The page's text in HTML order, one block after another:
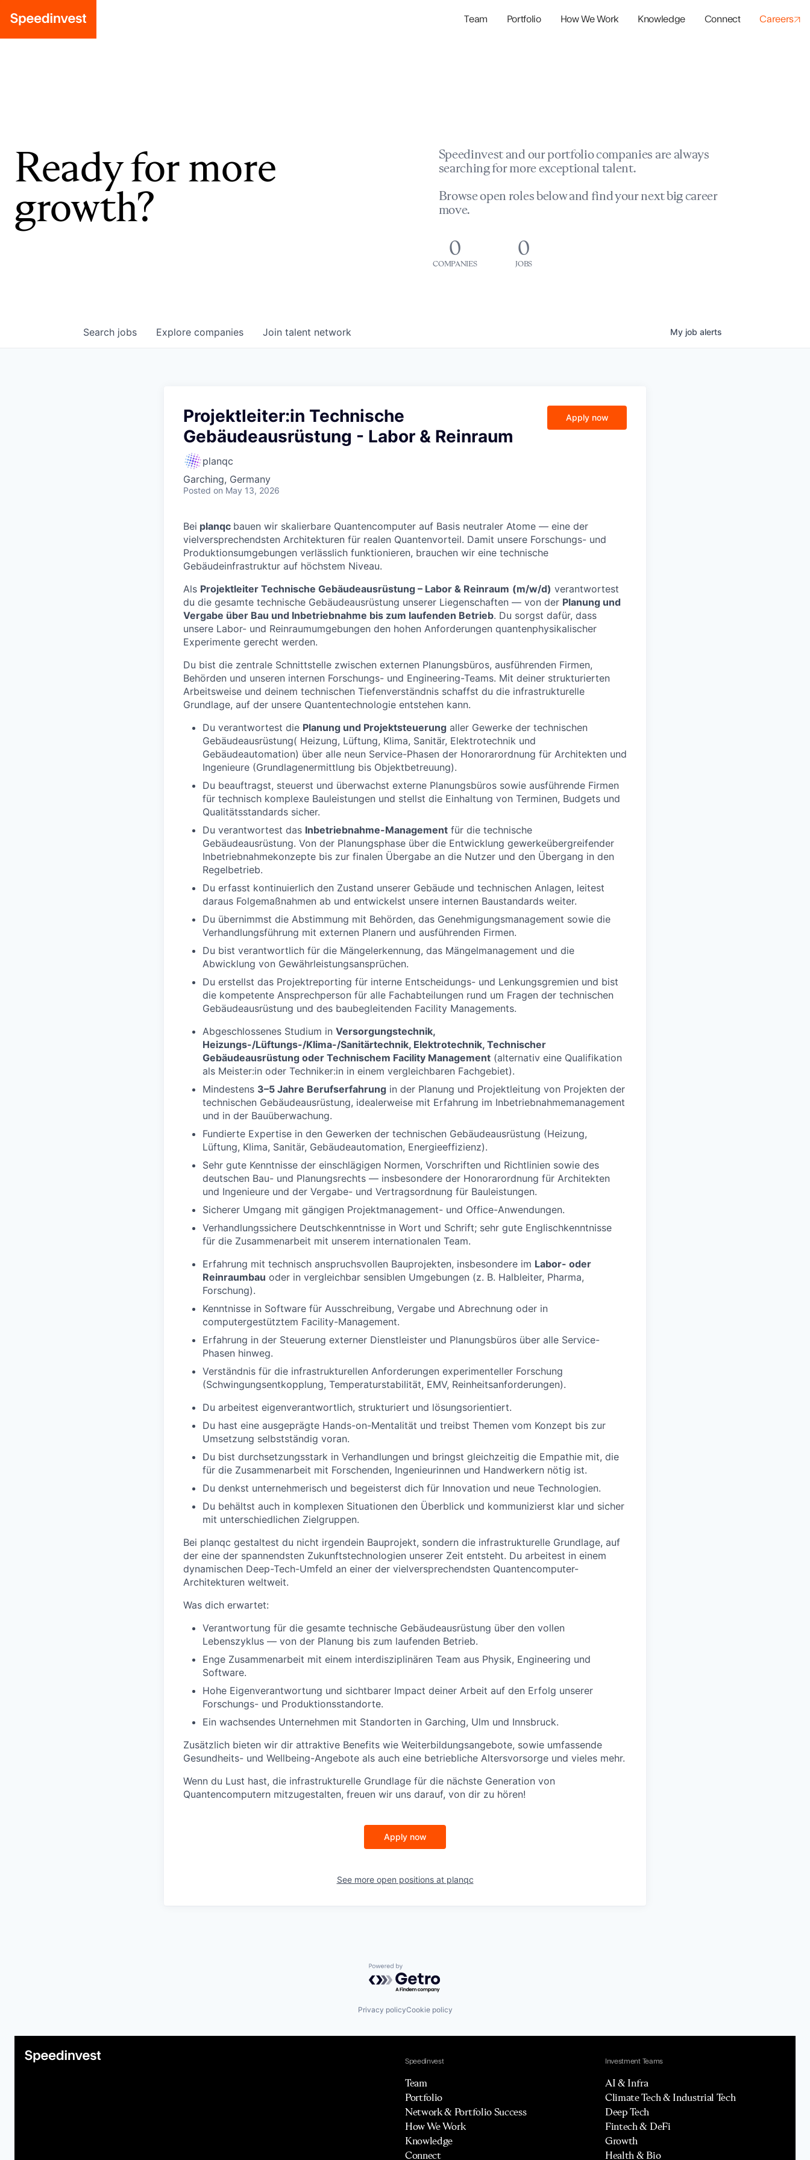
Team Portfolio How We Work Knowledge Connect Careers
Ready for more
growth?
Speedinvest and our portfolio companies are always
searching for more exceptional talent.
Browse open roles below and find your next big career
move.
0
COMPANIES
0
JOBS
Search jobs Explore companies Join talent network My job alerts
Projektleiter:in Technische
Gebäudeausrüstung - Labor & Reinraum
planqc
Garching, Germany
Posted on May 13, 2026
Apply now
Bei planqc bauen wir skalierbare Quantencomputer auf Basis neutraler Atome — eine der
vielversprechendsten Architekturen für realen Quantenvorteil. Damit unsere Forschungs- und
Produktionsumgebungen verlässlich funktionieren, brauchen wir eine technische
Gebäudeinfrastruktur auf höchstem Niveau.
Als Projektleiter Technische Gebäudeausrüstung – Labor & Reinraum (m/w/d) verantwortest
du die gesamte technische Gebäudeausrüstung unserer Liegenschaften — von der Planung und
Vergabe über Bau und Inbetriebnahme bis zum laufenden Betrieb. Du sorgst dafür, dass
unsere Labor- und Reinraumumgebungen den hohen Anforderungen quantenphysikalischer
Experimente gerecht werden.
Du bist die zentrale Schnittstelle zwischen externen Planungsbüros, ausführenden Firmen,
Behörden und unseren internen Forschungs- und Engineering-Teams. Mit deiner strukturierten
Arbeitsweise und deinem technischen Tiefenverständnis schaffst du die infrastrukturelle
Grundlage, auf der unsere Quantentechnologie entstehen kann.
Du verantwortest die Planung und Projektsteuerung aller Gewerke der technischen
Gebäudeausrüstung( Heizung, Lüftung, Klima, Sanitär, Elektrotechnik und
Gebäudeautomation) über alle neun Service-Phasen der Honorarordnung für Architekten und
Ingenieure (Grundlagenermittlung bis Objektbetreuung).
Du beauftragst, steuerst und überwachst externe Planungsbüros sowie ausführende Firmen
für technisch komplexe Bauleistungen und stellst die Einhaltung von Terminen, Budgets und
Qualitätsstandards sicher.
Du verantwortest das Inbetriebnahme-Management für die technische
Gebäudeausrüstung. Von der Planungsphase über die Entwicklung gewerkeübergreifender
Inbetriebnahmekonzepte bis zur finalen Übergabe an die Nutzer und den Übergang in den
Regelbetrieb.
Du erfasst kontinuierlich den Zustand unserer Gebäude und technischen Anlagen, leitest
daraus Folgemaßnahmen ab und entwickelst unsere internen Baustandards weiter.
Du übernimmst die Abstimmung mit Behörden, das Genehmigungsmanagement sowie die
Verhandlungsführung mit externen Planern und ausführenden Firmen.
Du bist verantwortlich für die Mängelerkennung, das Mängelmanagement und die
Abwicklung von Gewährleistungsansprüchen.
Du erstellst das Projektreporting für interne Entscheidungs- und Lenkungsgremien und bist
die kompetente Ansprechperson für alle Fachabteilungen rund um Fragen der technischen
Gebäudeausrüstung und des baubegleitenden Facility Managements.
Abgeschlossenes Studium in Versorgungstechnik,
Heizungs-/Lüftungs-/Klima-/Sanitärtechnik, Elektrotechnik, Technischer
Gebäudeausrüstung oder Technischem Facility Management (alternativ eine Qualifikation
als Meister:in oder Techniker:in in einem vergleichbaren Fachgebiet).
Mindestens 3–5 Jahre Berufserfahrung in der Planung und Projektleitung von Projekten der
technischen Gebäudeausrüstung, idealerweise mit Erfahrung im Inbetriebnahmemanagement
und in der Bauüberwachung.
Fundierte Expertise in den Gewerken der technischen Gebäudeausrüstung (Heizung,
Lüftung, Klima, Sanitär, Gebäudeautomation, Energieeffizienz).
Sehr gute Kenntnisse der einschlägigen Normen, Vorschriften und Richtlinien sowie des
deutschen Bau- und Planungsrechts — insbesondere der Honorarordnung für Architekten
und Ingenieure und der Vergabe- und Vertragsordnung für Bauleistungen.
Sicherer Umgang mit gängigen Projektmanagement- und Office-Anwendungen.
Verhandlungssichere Deutschkenntnisse in Wort und Schrift; sehr gute Englischkenntnisse
für die Zusammenarbeit mit unserem internationalen Team.
Erfahrung mit technisch anspruchsvollen Bauprojekten, insbesondere im Labor- oder
Reinraumbau oder in vergleichbar sensiblen Umgebungen (z. B. Halbleiter, Pharma,
Forschung).
Kenntnisse in Software für Ausschreibung, Vergabe und Abrechnung oder in
computergestütztem Facility-Management.
Erfahrung in der Steuerung externer Dienstleister und Planungsbüros über alle Service-
Phasen hinweg.
Verständnis für die infrastrukturellen Anforderungen experimenteller Forschung
(Schwingungsentkopplung, Temperaturstabilität, EMV, Reinheitsanforderungen).
Du arbeitest eigenverantwortlich, strukturiert und lösungsorientiert.
Du hast eine ausgeprägte Hands-on-Mentalität und treibst Themen vom Konzept bis zur
Umsetzung selbstständig voran.
Du bist durchsetzungsstark in Verhandlungen und bringst gleichzeitig die Empathie mit, die
für die Zusammenarbeit mit Forschenden, Ingenieurinnen und Handwerkern nötig ist.
Du denkst unternehmerisch und begeisterst dich für Innovation und neue Technologien.
Du behältst auch in komplexen Situationen den Überblick und kommunizierst klar und sicher
mit unterschiedlichen Zielgruppen.
Bei planqc gestaltest du nicht irgendein Bauprojekt, sondern die infrastrukturelle Grundlage, auf
der eine der spannendsten Zukunftstechnologien unserer Zeit entsteht. Du arbeitest in einem
dynamischen Deep-Tech-Umfeld an einer der vielversprechendsten Quantencomputer-
Architekturen weltweit.
Was dich erwartet:
Verantwortung für die gesamte technische Gebäudeausrüstung über den vollen
Lebenszyklus — von der Planung bis zum laufenden Betrieb.
Enge Zusammenarbeit mit einem interdisziplinären Team aus Physik, Engineering und
Software.
Hohe Eigenverantwortung und sichtbarer Impact deiner Arbeit auf den Erfolg unserer
Forschungs- und Produktionsstandorte.
Ein wachsendes Unternehmen mit Standorten in Garching, Ulm und Innsbruck.
Zusätzlich bieten wir dir attraktive Benefits wie Weiterbildungsangebote, sowie umfassende
Gesundheits- und Wellbeing-Angebote als auch eine betriebliche Altersvorsorge und vieles mehr.
Wenn du Lust hast, die infrastrukturelle Grundlage für die nächste Generation von
Quantencomputern mitzugestalten, freuen wir uns darauf, von dir zu hören!
Apply now
See more open positions at planqc
Powered by Getro.com
Privacy policyCookie policy
Speedinvest
Team
Portfolio
Network & Portfolio Success
How We Work
Knowledge
Connect
Investment Teams
AI & Infra
Climate Tech & Industrial Tech
Deep Tech
Fintech & DeFi
Growth
Health & Bio